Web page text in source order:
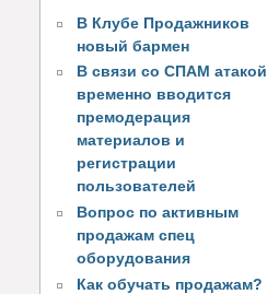
В Клубе Продажников
новый бармен
В связи со СПАМ атакой
временно вводится
премодерация
материалов и
регистрации
пользователей
Вопрос по активным
продажам спец
оборудования
Как обучать продажам?